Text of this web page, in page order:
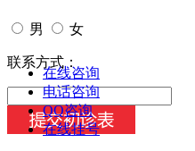
男 女
今天日期：
联系方式：
在线咨询
电话咨询
QQ咨询
在线挂号